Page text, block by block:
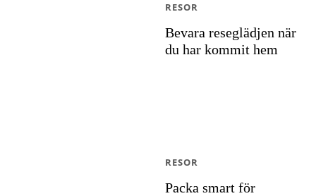
Bevara reseglädjen när
du har kommit hem
RESOR
Packa smart för
RESOR